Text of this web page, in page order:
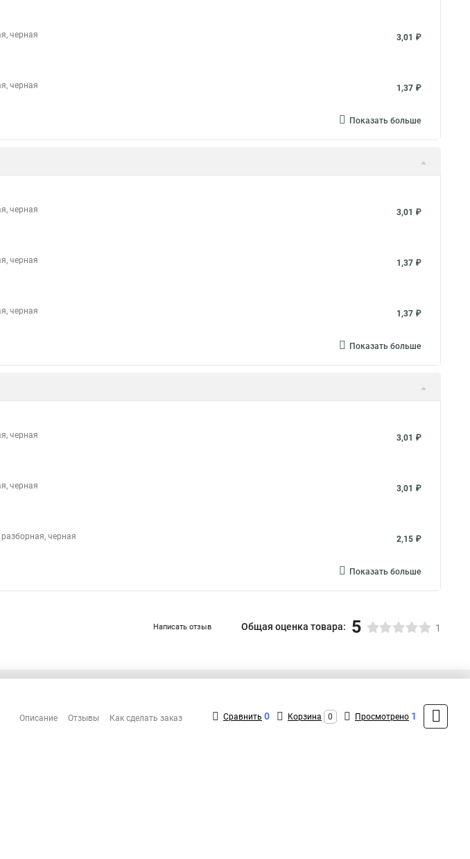
черная 3,01 ₽
черная 1,37 ₽
Показать больше
черная 3,01 ₽
черная 1,37 ₽
черная 1,37 ₽
Показать больше
черная 3,01 ₽
черная 3,01 ₽
черная 2,15 ₽
Показать больше
Написать отзыв Общая оценка товара: 5 1
Сотрудничество
+7 (495) 432-41-41
MAX: +7 (936) 132-34-54
Описание Отзывы Как сделать заказ Сравнить 0 Корзина 0 Просмотрено 1